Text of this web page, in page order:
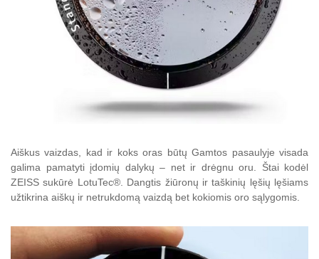
Aiškus vaizdas, kad ir koks oras būtųGamtos pasaulyje visada
galima pamatyti įdomių dalykų – net ir drėgnu oru.
Štai kodėl
ZEISS sukūrė LotuTec®. Dangtis žiūronų ir taškinių lęšių lęšiams
užtikrina aiškų ir netrukdomą vaizdą bet kokiomis oro sąlygomis.